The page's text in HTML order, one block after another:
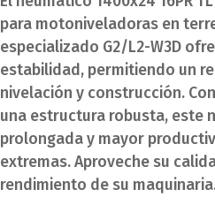
para motoniveladoras en
especializado G2/L2-W3D
estabilidad, permitiendo un
nivelación y construcción.
una estructura robusta, este
prolongada y mayor
extremas. Aproveche su
rendimiento de su